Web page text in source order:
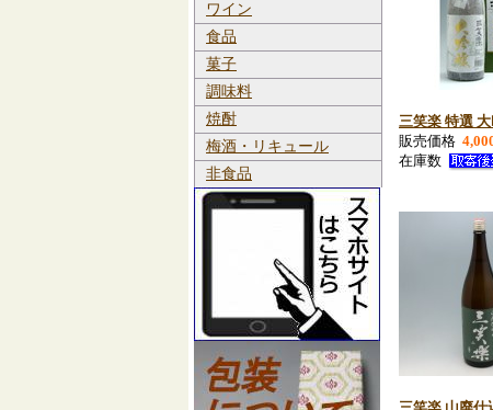
ワイン
食品
菓子
調味料
焼酎
梅酒・リキュール
非食品
三笑楽 特選
販売価格
在庫数